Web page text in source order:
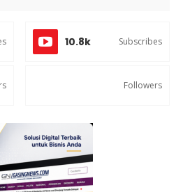
10.8k Subscribes
Followers